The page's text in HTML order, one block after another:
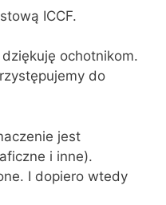
ICCF.
dziękuję ochotnikom.
do
jest
i inne).
I dopiero wtedy